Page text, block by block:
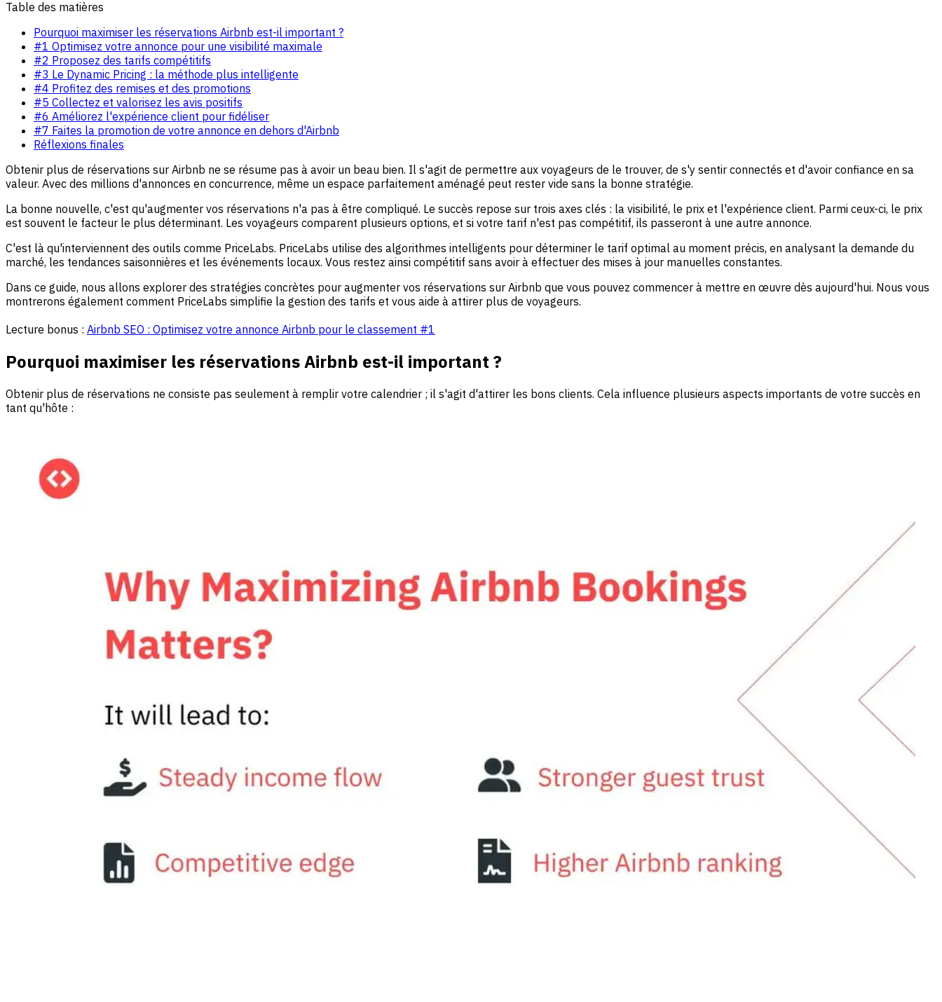
Table des matières
Pourquoi maximiser les réservations Airbnb est-il important ?
#1 Optimisez votre annonce pour une visibilité maximale
#2 Proposez des tarifs compétitifs
#3 Le Dynamic Pricing : la méthode plus intelligente
#4 Profitez des remises et des promotions
#5 Collectez et valorisez les avis positifs
#6 Améliorez l'expérience client pour fidéliser
#7 Faites la promotion de votre annonce en dehors d'Airbnb
Réflexions finales
Obtenir plus de réservations sur Airbnb ne se résume pas à avoir un beau bien. Il s'agit de permettre aux voyageurs de le trouver, de s'y sentir connectés et d'avoir confiance en sa
valeur. Avec des millions d'annonces en concurrence, même un espace parfaitement aménagé peut rester vide sans la bonne stratégie.
La bonne nouvelle, c'est qu'augmenter vos réservations n'a pas à être compliqué. Le succès repose sur trois axes clés : la visibilité, le prix et l'expérience client. Parmi ceux-ci, le prix
est souvent le facteur le plus déterminant. Les voyageurs comparent plusieurs options, et si votre tarif n'est pas compétitif, ils passeront à une autre annonce.
C'est là qu'interviennent des outils comme PriceLabs. PriceLabs utilise des algorithmes intelligents pour déterminer le tarif optimal au moment précis, en analysant la demande du
marché, les tendances saisonnières et les événements locaux. Vous restez ainsi compétitif sans avoir à effectuer des mises à jour manuelles constantes.
Dans ce guide, nous allons explorer des stratégies concrètes pour augmenter vos réservations sur Airbnb que vous pouvez commencer à mettre en œuvre dès aujourd'hui. Nous vous
montrerons également comment PriceLabs simplifie la gestion des tarifs et vous aide à attirer plus de voyageurs.
Lecture bonus : Airbnb SEO : Optimisez votre annonce Airbnb pour le classement #1
Pourquoi maximiser les réservations Airbnb est-il important ?
Obtenir plus de réservations ne consiste pas seulement à remplir votre calendrier ; il s'agit d'attirer les bons clients. Cela influence plusieurs aspects importants de votre succès en
tant qu'hôte :